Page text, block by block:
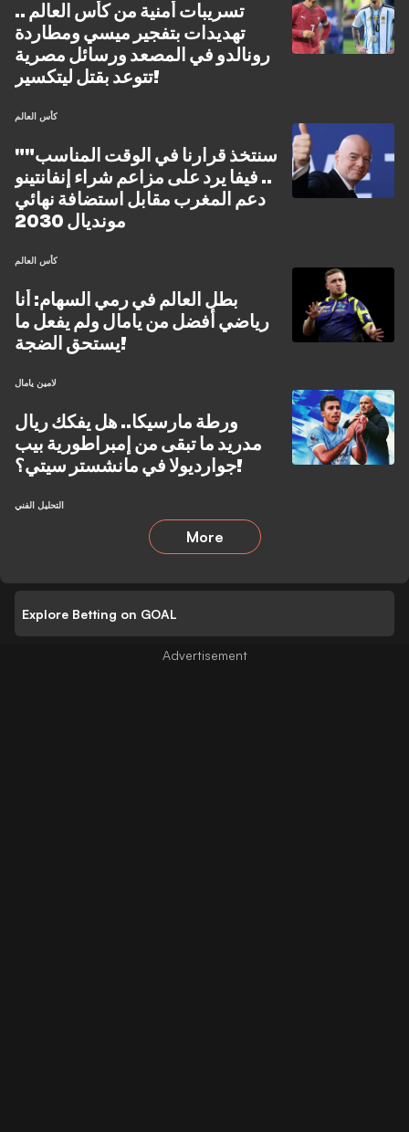
تسريبات أمنية من كأس العالم ..
تهديدات بتفجير ميسي ومطاردة
رونالدو في المصعد ورسائل مصرية
تتوعد بقتل ليتكسير!
كأس العالم
"سنتخذ قرارنا في الوقت المناسب"
.. فيفا يرد على مزاعم شراء إنفانتينو
دعم المغرب مقابل استضافة نهائي
مونديال 2030
كأس العالم
بطل العالم في رمي السهام: أنا
رياضي أفضل من يامال ولم يفعل ما
يستحق الضجة!
لامين يامال
ورطة مارسيكا.. هل يفكك ريال
مدريد ما تبقى من إمبراطورية بيب
جوارديولا في مانشستر سيتي؟!
التحليل الفني
More
Explore Betting on GOAL